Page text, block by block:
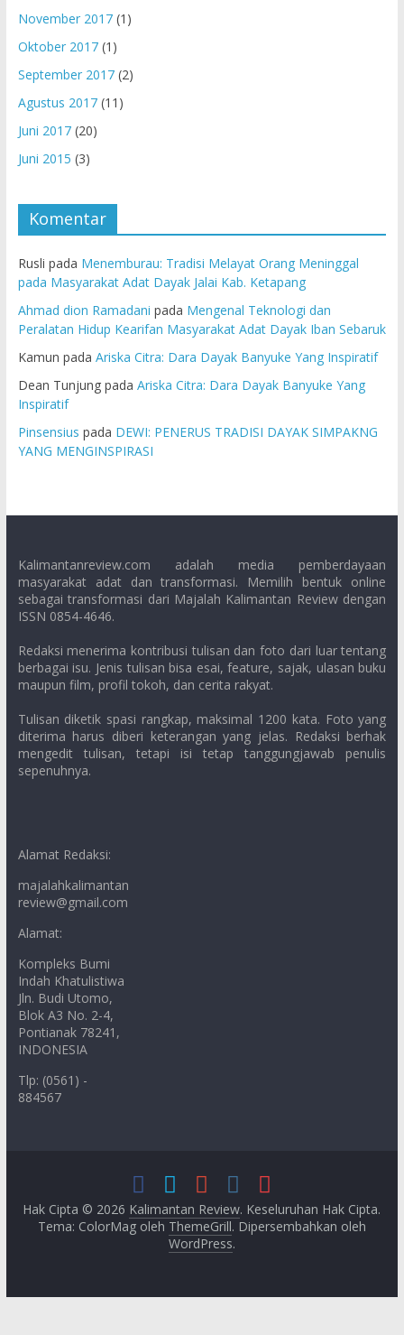
November 2017(1)
Oktober 2017(1)
September 2017(2)
Agustus 2017(11)
Juni 2017(20)
Juni 2015 (3)
Komentar
Rusli pada Menemburau: Tradisi Melayat Orang Meninggal
pada Masyarakat Adat Dayak Jalai Kab. Ketapang
Ahmad dion Ramadani pada Mengenal Teknologi dan
Peralatan Hidup Kearifan Masyarakat Adat Dayak Iban Sebaruk
Kamun pada Ariska Citra: Dara Dayak Banyuke Yang Inspiratif
Dean Tunjungpada Ariska Citra: Dara Dayak Banyuke Yang
Inspiratif
Pinsensius pada DEWI: PENERUS TRADISI DAYAK SIMPAKNG
YANG MENGINSPIRASI
Kalimantanreview.com adalah media pemberdayaan
masyarakat adat dan transformasi. Memilih bentuk online
sebagai transformasi dari Majalah Kalimantan Review dengan
ISSN 0854-4646.
Redaksi menerima kontribusi tulisan dan foto dari luar tentang
berbagai isu. Jenis tulisan bisa esai, feature, sajak, ulasan buku
maupun film, profil tokoh, dan cerita rakyat.
Tulisan diketik spasi rangkap, maksimal 1200 kata. Foto yang
diterima harus diberi keterangan yang jelas. Redaksi berhak
mengedit tulisan, tetapi isi tetap tanggungjawab penulis
sepenuhnya.
Alamat Redaksi:
majalahkalimantan
review@gmail.com
Alamat:
Kompleks Bumi
Indah Khatulistiwa
Jln. Budi Utomo,
Blok A3 No. 2-4,
Pontianak 78241,
INDONESIA
Tlp: (0561) -
884567
Hak Cipta © 2026 Kalimantan Review. Keseluruhan Hak Cipta.
Tema: ColorMag oleh ThemeGrill. Dipersembahkan oleh
WordPress.